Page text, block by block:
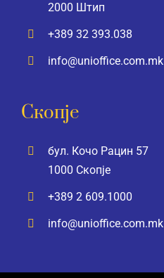
2000 Штип
+389 32 393.038
info@unioffice.com.mk
Скопје
бул. Кочо Рацин 57
1000 Скопје
+389 2 609.1000
info@unioffice.com.mk